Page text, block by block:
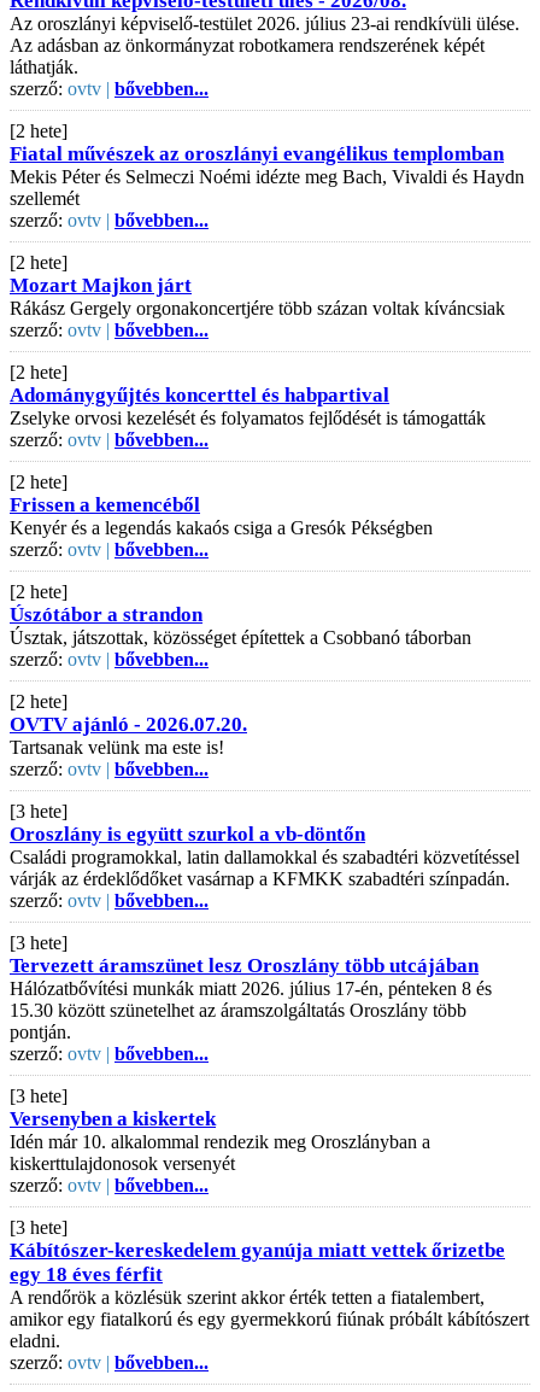
Az oroszlányi képviselő-testület 2026. július 23-ai rendkívüli ülése.
Az adásban az önkormányzat robotkamera rendszerének képét
láthatják.
szerző: ovtv | bővebben...
[2 hete]
Fiatal művészek az oroszlányi evangélikus templomban
Mekis Péter és Selmeczi Noémi idézte meg Bach, Vivaldi és Haydn
szellemét
szerző: ovtv | bővebben...
[2 hete]
Mozart Majkon járt
Rákász Gergely orgonakoncertjére több százan voltak kíváncsiak
szerző: ovtv | bővebben...
[2 hete]
Adománygyűjtés koncerttel és habpartival
Zselyke orvosi kezelését és folyamatos fejlődését is támogatták
szerző: ovtv | bővebben...
[2 hete]
Frissen a kemencéből
Kenyér és a legendás kakaós csiga a Gresók Pékségben
szerző: ovtv | bővebben...
[2 hete]
Úszótábor a strandon
Úsztak, játszottak, közösséget építettek a Csobbanó táborban
szerző: ovtv | bővebben...
[2 hete]
OVTV ajánló - 2026.07.20.
Tartsanak velünk ma este is!
szerző: ovtv | bővebben...
[3 hete]
Oroszlány is együtt szurkol a vb-döntőn
Családi programokkal, latin dallamokkal és szabadtéri közvetítéssel
várják az érdeklődőket vasárnap a KFMKK szabadtéri színpadán.
szerző: ovtv | bővebben...
[3 hete]
Tervezett áramszünet lesz Oroszlány több utcájában
Hálózatbővítési munkák miatt 2026. július 17-én, pénteken 8 és
15.30 között szünetelhet az áramszolgáltatás Oroszlány több
pontján.
szerző: ovtv | bővebben...
[3 hete]
Versenyben a kiskertek
Idén már 10. alkalommal rendezik meg Oroszlányban a
kiskerttulajdonosok versenyét
szerző: ovtv | bővebben...
[3 hete]
Kábítószer-kereskedelem gyanúja miatt vettek őrizetbe
egy 18 éves férfit
A rendőrök a közlésük szerint akkor érték tetten a fiatalembert,
amikor egy fiatalkorú és egy gyermekkorú fiúnak próbált kábítószert
eladni.
szerző: ovtv | bővebben...